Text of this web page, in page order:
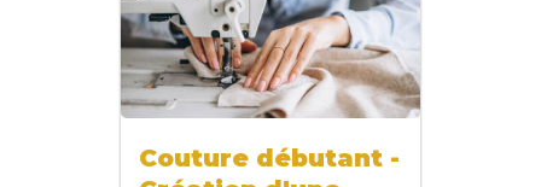
Couture débutant -